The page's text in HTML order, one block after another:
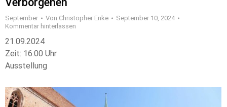
September Von Christopher Enke
September 10, 2024
Kommentar hinterlassen
21.09.2024
Zeit: 16:00 Uhr
Ausstellung